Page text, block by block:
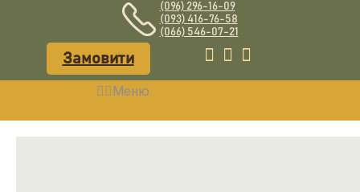
(096) 296-16-09
(093) 416-76-58
(066) 546-07-21
Замовити
Меню